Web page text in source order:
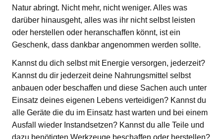
Natur abringt. Nicht mehr, nicht weniger. Alles was
darüber hinausgeht, alles was ihr nicht selbst leisten
oder herstellen oder heranschaffen könnt, ist ein
Geschenk, dass dankbar angenommen werden sollte.
Kannst du dich selbst mit Energie versorgen, jederzeit?
Kannst du dir jederzeit deine Nahrungsmittel selbst
anbauen oder beschaffen und diese Sachen auch unter
Einsatz deines eigenen Lebens verteidigen? Kannst du
alle Geräte die du im Einsatz hast warten und bei einem
Ausfall wieder Instandsetzen? Kannst du alle Teile und
dazu benötigten Werkzeuge beschaffen oder herstellen?